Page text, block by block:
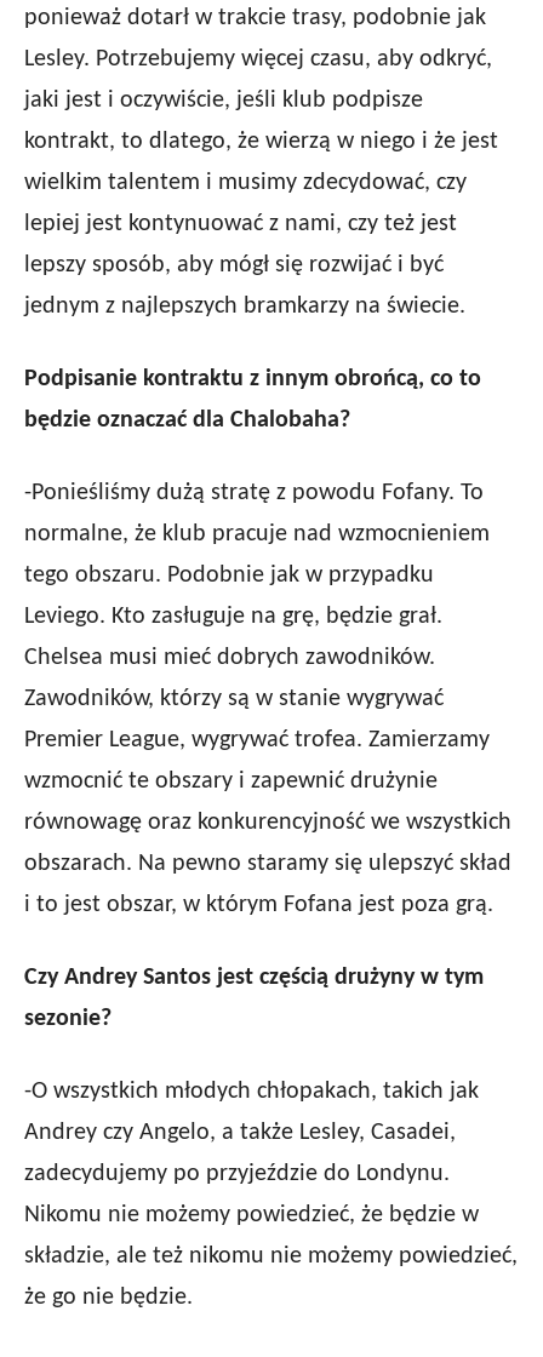
ponieważ dotarł w trakcie trasy, podobnie jak
Lesley. Potrzebujemy więcej czasu, aby odkryć,
jaki jest i oczywiście, jeśli klub podpisze
kontrakt, to dlatego, że wierzą w niego i że jest
wielkim talentem i musimy zdecydować, czy
lepiej jest kontynuować z nami, czy też jest
lepszy sposób, aby mógł się rozwijać i być
jednym z najlepszych bramkarzy na świecie.
Podpisanie kontraktu z innym obrońcą, co to
będzie oznaczać dla Chalobaha?
-Ponieśliśmy dużą stratę z powodu Fofany. To
normalne, że klub pracuje nad wzmocnieniem
tego obszaru. Podobnie jak w przypadku
Leviego. Kto zasługuje na grę, będzie grał.
Chelsea musi mieć dobrych zawodników.
Zawodników, którzy są w stanie wygrywać
Premier League, wygrywać trofea. Zamierzamy
wzmocnić te obszary i zapewnić drużynie
równowagę oraz konkurencyjność we wszystkich
obszarach. Na pewno staramy się ulepszyć skład
i to jest obszar, w którym Fofana jest poza grą.
Czy Andrey Santos jest częścią drużyny w tym
sezonie?
-O wszystkich młodych chłopakach, takich jak
Andrey czy Angelo, a także Lesley, Casadei,
zadecydujemy po przyjeździe do Londynu.
Nikomu nie możemy powiedzieć, że będzie w
składzie, ale też nikomu nie możemy powiedzieć,
że go nie będzie.